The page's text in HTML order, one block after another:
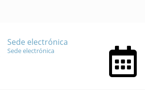
Sede electrónica
Sede electrónica